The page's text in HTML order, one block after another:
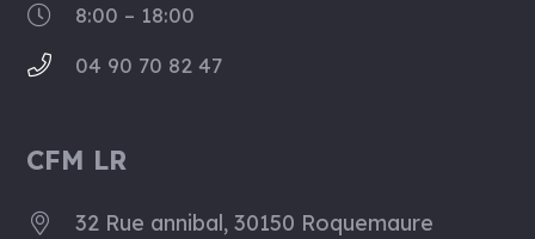
8:00 – 18:00
04 90 70 82 47
CFM LR
32 Rue annibal, 30150 Roquemaure